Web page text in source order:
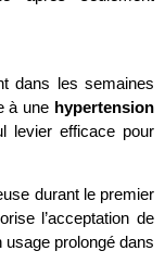
dans les semaines
à une hypertension
levier efficace pour
durant le premier
l’acceptation de
prolongé dans